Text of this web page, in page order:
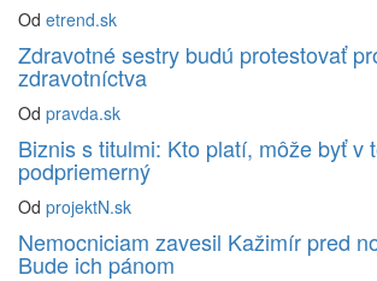
Od etrend.sk
Zdravotné sestry budú protestovať
zdravotníctva
Od pravda.sk
Biznis s titulmi: Kto platí, môže byť v
podpriemerný
Od projektN.sk
Nemocniciam zavesil Kažimír pred
Bude ich pánom